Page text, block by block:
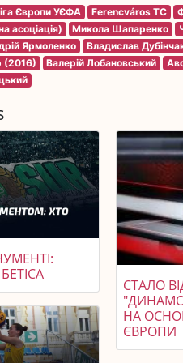
Європи УЄФА Ferencváros TC
асоціація)
Микола Шапаренко
Ярмоленко Владислав
(2016)
Валерій Лобановський
СТАЛО
НА
ЄВРОПИ